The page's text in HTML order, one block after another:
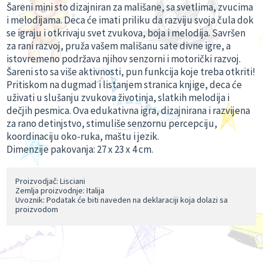
Šareni mini sto dizajniran za mališane, sa svetlima, zvucima
i melodijama. Deca će imati priliku da razviju svoja čula dok
se igraju i otkrivaju svet zvukova, boja i melodija. Savršen
za rani razvoj, pruža vašem mališanu sate divne igre, a
istovremeno podržava njihov senzorni i motorički razvoj.
Šareni sto sa više aktivnosti, pun funkcija koje treba otkriti!
Pritiskom na dugmad i listanjem stranica knjige, deca će
uživati u slušanju zvukova životinja, slatkih melodija i
dečjih pesmica. Ova edukativna igra, dizajnirana i razvijena
za rano detinjstvo, stimuliše senzornu percepciju,
koordinaciju oko-ruka, maštu i jezik.
Dimenzije pakovanja: 27 x 23 x 4 cm.
Proizvodjač: Lisciani
Zemlja proizvodnje: Italija
Uvoznik: Podatak će biti naveden na deklaraciji koja dolazi sa
proizvodom